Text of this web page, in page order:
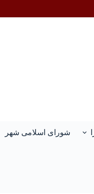
شورای اسلامی شهر